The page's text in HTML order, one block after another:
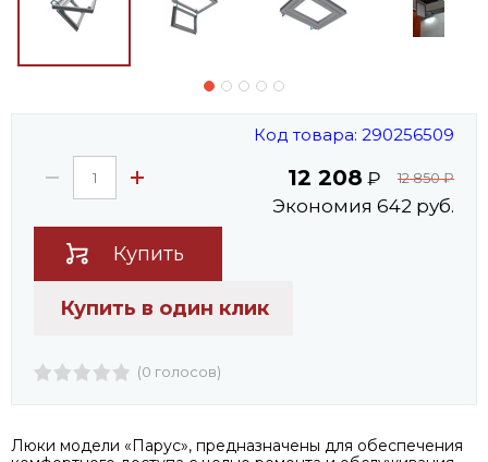
Код товара: 290256509
12 850₽
12 208 ₽
Экономия 642 руб.
Купить
Купить в один клик
(0 голосов)
Люки модели «Парус», предназначены для обеспечения